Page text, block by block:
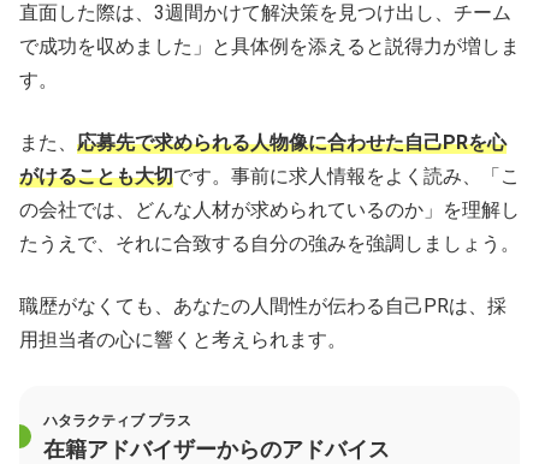
直面した際は、3週間かけて解決策を見つけ出し、チーム
で成功を収めました」と具体例を添えると説得力が増しま
す。
また、 応募先で求められる人物像に合わせた自己PRを心
がけることも大切です。事前に求人情報をよく読み、「こ
の会社では、どんな人材が求められているのか」を理解し
たうえで、それに合致する自分の強みを強調しましょう。
職歴がなくても、あなたの人間性が伝わる自己PRは、採
用担当者の心に響くと考えられます。
ハタラクティブ プラス
在籍アドバイザーからのアドバイス